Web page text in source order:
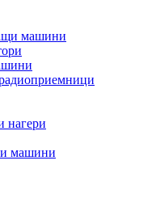
машини
нагери
машини